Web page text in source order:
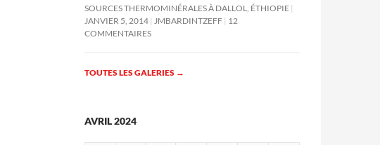
SOURCES THERMOMINÉRALES À DALLOL, ÉTHIOPIE
JANVIER 5, 2014
JMBARDINTZEFF 12
COMMENTAIRES
TOUTES LES GALERIES →
AVRIL 2024